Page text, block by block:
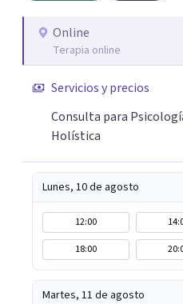
enseñó que el cambio real
siente vista, escuchada,
llevar a su vida cotidiana.
en un acompañamiento
que une el rigor de la
Online
Terapia online
Servicios y precios
Consulta para
Holística
Lunes, 10 de agosto
12:00
18:00
Martes, 11 de agosto